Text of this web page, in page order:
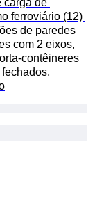
carga de
ferroviário (12)
de paredes
com 2 eixos,
contêineres